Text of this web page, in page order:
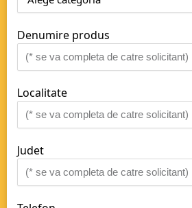
Denumire produs
Localitate
Judet